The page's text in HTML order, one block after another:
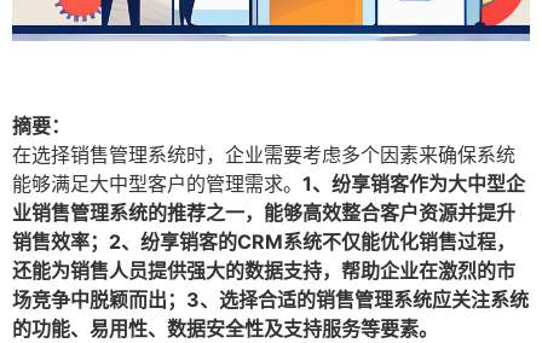
摘要：
在选择销售管理系统时，企业需要考虑多个因素来确保系统
能够满足大中型客户的管理需求。 1、纷享销客作为大中型企
业销售管理系统的推荐之一，能够高效整合客户资源并提升
销售效率；2、纷享销客的CRM系统不仅能优化销售过程，
还能为销售人员提供强大的数据支持，帮助企业在激烈的市
场竞争中脱颖而出；3、选择合适的销售管理系统应关注系统
的功能、易用性、数据安全性及支持服务等要素。